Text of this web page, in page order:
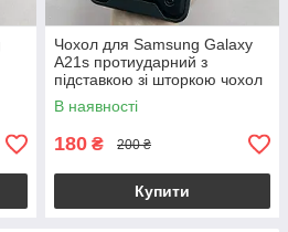
Чохол для Samsung Galaxy
A21s протиударний з
підставкою зі шторкою чохол
на самсунг А21с чорний CRT
В наявності
180 ₴ 200 ₴
Купити